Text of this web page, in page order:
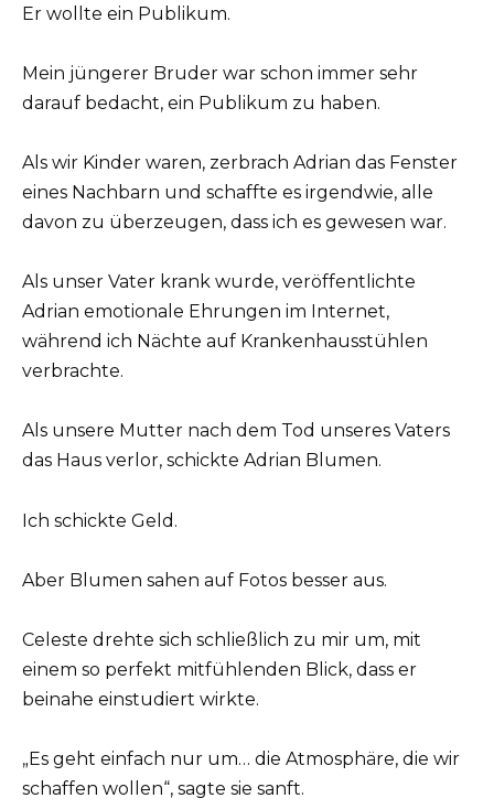
Er wollte ein Publikum.
Mein jüngerer Bruder war schon immer sehr
darauf bedacht, ein Publikum zu haben.
Als wir Kinder waren, zerbrach Adrian das Fenster
eines Nachbarn und schaffte es irgendwie, alle
davon zu überzeugen, dass ich es gewesen war.
Als unser Vater krank wurde, veröffentlichte
Adrian emotionale Ehrungen im Internet,
während ich Nächte auf Krankenhausstühlen
verbrachte.
Als unsere Mutter nach dem Tod unseres Vaters
das Haus verlor, schickte Adrian Blumen.
Ich schickte Geld.
Aber Blumen sahen auf Fotos besser aus.
Celeste drehte sich schließlich zu mir um, mit
einem so perfekt mitfühlenden Blick, dass er
beinahe einstudiert wirkte.
„Es geht einfach nur um… die Atmosphäre, die wir
schaffen wollen“, sagte sie sanft.